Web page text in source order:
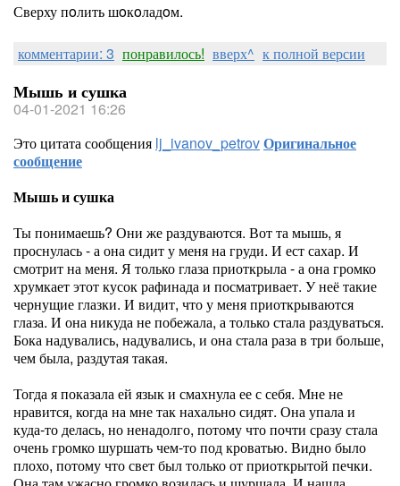
Сверху пoлить шoкoладoм.
комментарии: 3 понравилось! вверх^ к полной версии
Мышь и сушка
04-01-2021 16:26
Это цитата сообщения lj_ivanov_petrovОригинальное
сообщение
Мышь и сушка
Ты понимаешь? Они же раздуваются. Вот та мышь, я
проснулась - а она сидит у меня на груди. И ест сахар. И
смотрит на меня. Я только глаза приоткрыла - а она громко
хрумкает этот кусок рафинада и посматривает. У неё такие
чернущие глазки. И видит, что у меня приоткрываются
глаза. И она никуда не побежала, а только стала раздуваться.
Бока надувались, надувались, и она стала раза в три больше,
чем была, раздутая такая.
Тогда я показала ей язык и смахнула ее с себя. Мне не
нравится, когда на мне так нахально сидят. Она упала и
куда-то делась, но ненадолго, потому что почти сразу стала
очень громко шуршать чем-то под кроватью. Видно было
плохо, потому что свет был только от приоткрытой печки.